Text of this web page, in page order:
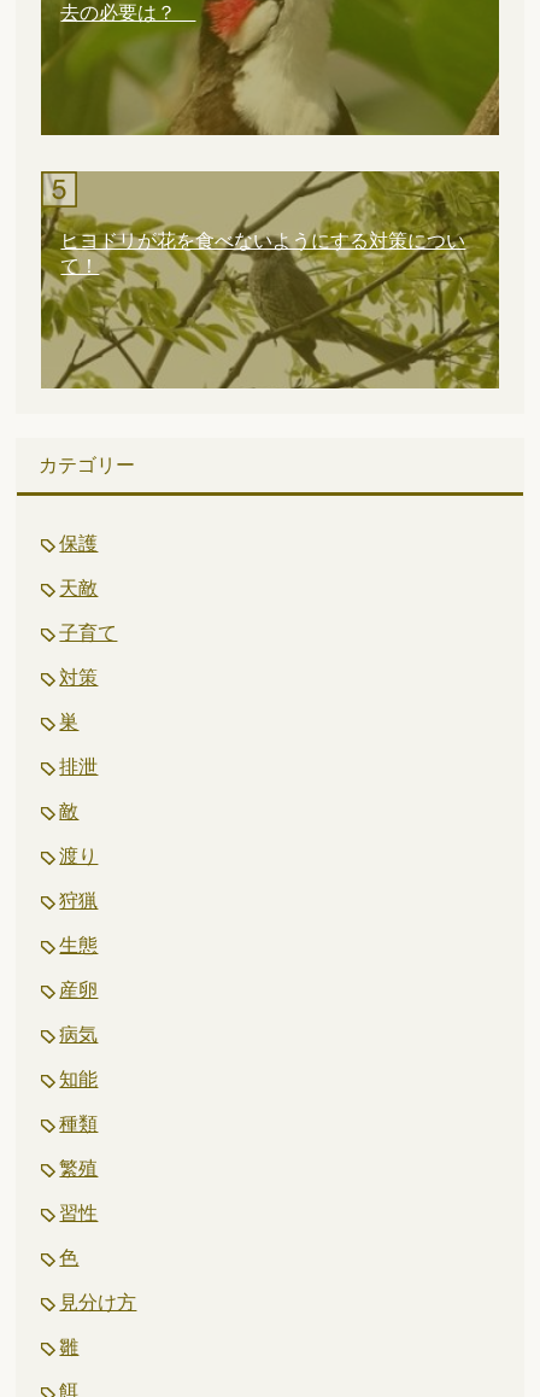
去の必要は？
ヒヨドリが花を食べないようにする対策につい
て！
カテゴリー
保護
天敵
子育て
対策
巣
排泄
敵
渡り
狩猟
生態
産卵
病気
知能
種類
繁殖
習性
色
見分け方
雛
餌